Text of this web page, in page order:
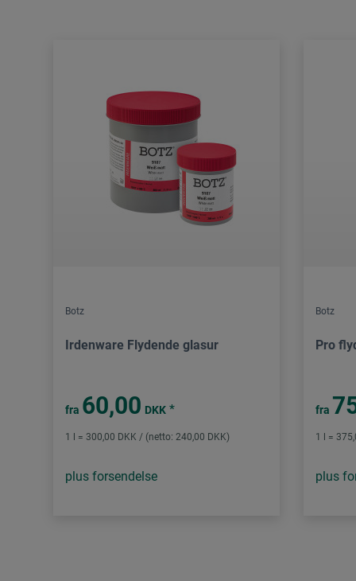
Botz
Irdenware Flydende glasur
fra 60,00 DKK *
1 l = 300,00 DKK / (netto: 240,00 DKK)
plus forsendelse
Botz
Pro
fra
1 l =
plus